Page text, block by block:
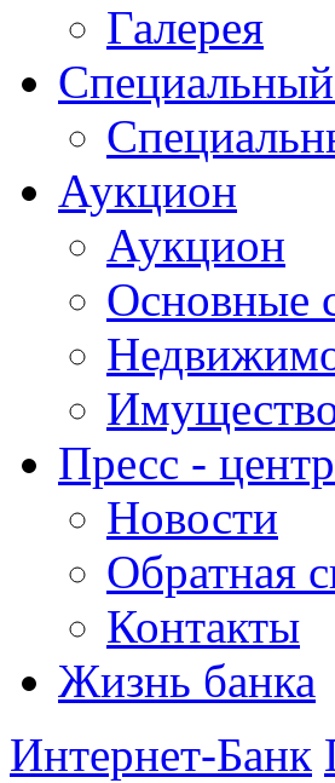
Галерея
Аукцион
Аукцион
Основные
Пресс - центр
Новости
Обратная
Контакты
Жизнь банка
Интернет-Банк